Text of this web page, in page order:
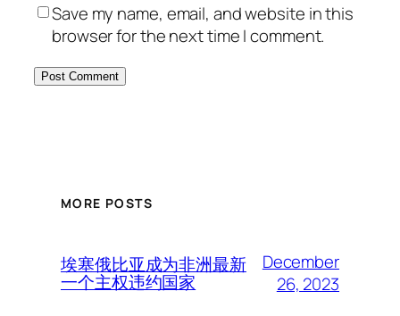
Save my name, email, and website in this
browser for the next time I comment.
MORE POSTS
埃塞俄比亚成为非洲最新
一个主权违约国家
December
26, 2023